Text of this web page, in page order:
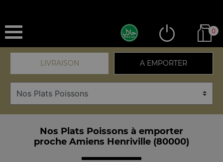
0
LIVRAISON A EMPORTER
Nos Plats Poissons à emporter
proche Amiens Henriville (80000)